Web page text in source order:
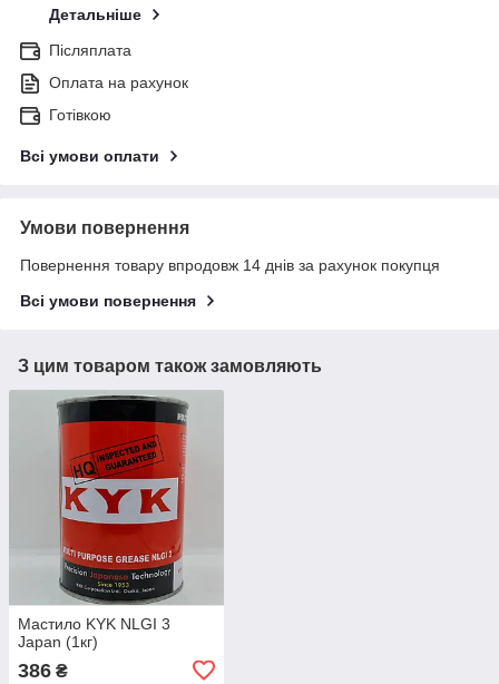
Детальніше
Післяплата
Оплата на рахунок
Готівкою
Всі умови оплати
Умови повернення
Повернення товару впродовж 14 днів за рахунок покупця
Всі умови повернення
З цим товаром також замовляють
Мастило KYK NLGI 3
Japan (1кг)
386 ₴